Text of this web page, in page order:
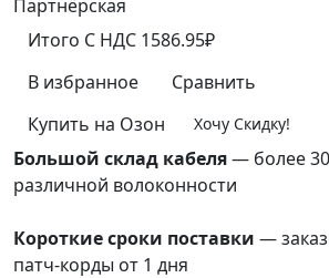
Партнёрская
Итого C НДС 1586.95₽
В избранное
Сравнить
Купить на Озон
Хочу Скидку!
Большой склад кабеля— более
различной волоконности
Короткие сроки поставки —
патч-корды от 1 дня